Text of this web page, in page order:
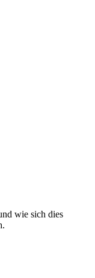
wie sich dies